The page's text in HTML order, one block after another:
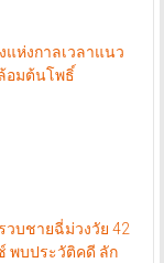
ห่งกาลเวลาแนว
อมต้นโพธิ์
วบชายฉี่ม่วงวัย 42
พบประวัติคดี ลัก